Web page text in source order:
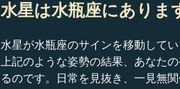
水星は水瓶座にありま
水星が水瓶座のサインを移動して
上記のような姿勢の結果、あなた
るのです。日常を見抜き、一見無